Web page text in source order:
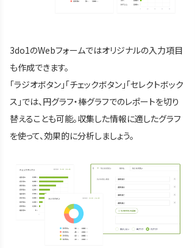
3do1のWebフォームではオリジナルの入力項目
も作成できます。
「ラジオボタン」「チェックボタン」「セレクトボック
ス」では、円グラフ・棒グラフでのレポートを切り
替えることも可能。収集した情報に適したグラフ
を使って、効果的に分析しましょう。